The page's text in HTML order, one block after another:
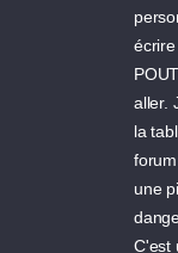
aller.
la
une
C'est